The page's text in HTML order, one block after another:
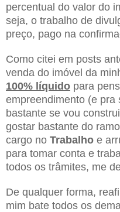
percentual do valor do
seja, o trabalho de
preço, pago na
Como citei em posts
venda do imóvel da
100% líquido para
empreendimento (e pra
bastante se vou
gostar bastante do
cargo no Trabalho e
para tomar conta e
todos os trâmites, me
De qualquer forma,
mim bate todos os